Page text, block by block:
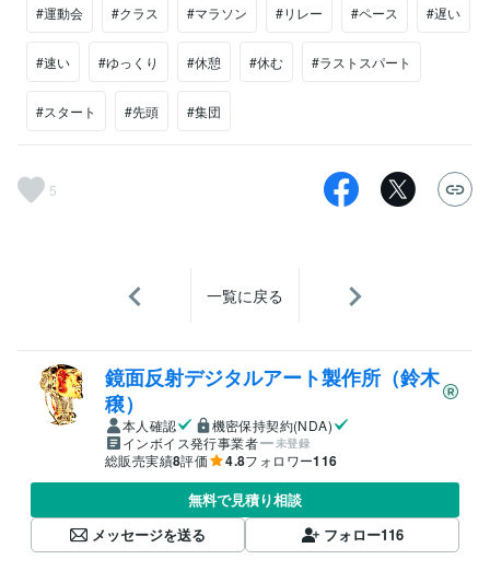
#運動会 #クラス #マラソン #リレー #ペース #遅い
#速い #ゆっくり #休憩 #休む #ラストスパート
#スタート #先頭 #集団
5
一覧に戻る
鏡面反射デジタルアート製作所（鈴木
穣）
本人確認
機密保持契約(NDA)
インボイス発行事業者
未登録
総販売実績8評価 4.8フォロワー116
無料で見積り相談
メッセージを送る
フォロー116